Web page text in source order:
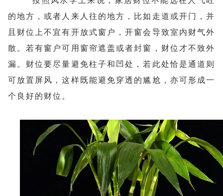
的地方，或者人来人往的地方，比如走道或开门，并
且财位上不宜有开放式窗户，开窗会导致室内财气外
散。若有窗户可用窗帘遮盖或者封窗，财位才不致外
漏。财位要尽量避免柱子和凹处，若此处恰是通道则
可放置屏风，这样既能避免穿透的尴尬，亦可形成一
个良好的财位。